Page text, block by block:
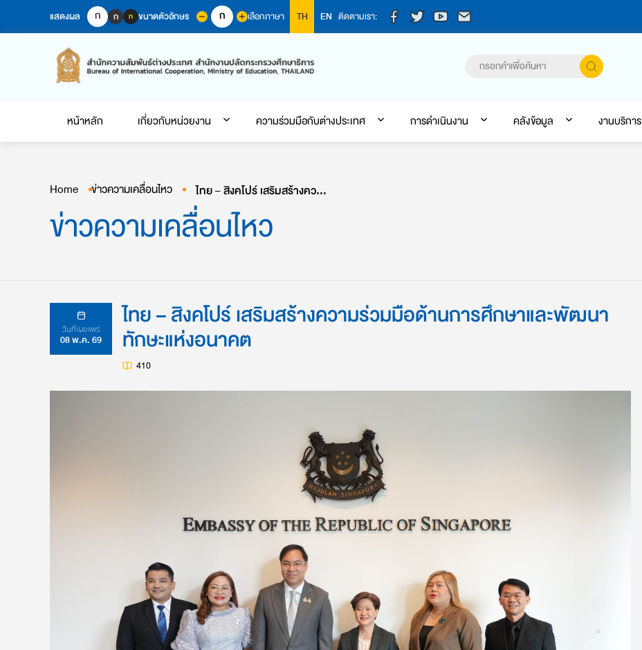
แสดงผล ก ก ก ขนาดตัวอักษร ก เลือกภาษา TH EN ติดตามเรา:
หน้าหลัก เกี่ยวกับหน่วยงาน ความร่วมมือกับต่างประเทศ การดำเนินงาน คลังข้อมูล งานบริการ
Home ข่าวความเคลื่อนไหว ไทย – สิงคโปร์ เสริมสร้างความร่วมมือด้านการศึกษาและพัฒนาทักษะแห่งอนาคต
ข่าวความเคลื่อนไหว
วันที่เผยแพร่
08 พ.ค. 69
ไทย – สิงคโปร์ เสริมสร้างความร่วมมือด้านการศึกษาและพัฒนา
ทักษะแห่งอนาคต
410